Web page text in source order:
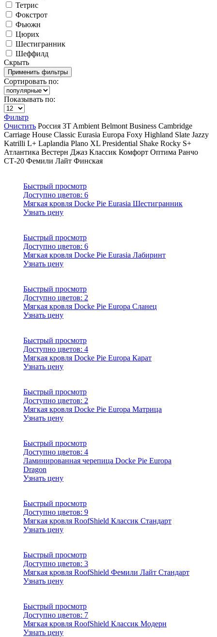
Тетрис
Фокстрот
Фьюжн
Цюрих
Шестигранник
Шеффилд
Скрыть
Сортировать по:
Показывать по:
Фильтр
Очистить Россия 3T Ambient Belmont Business Cambridge
Carriage House Classic Eurasia Europa Foxy Highland Slate Jazzy
Katrilli L+ Laplandia Plano XL Presidential Shake Rocky S+
Атлантика Вестерн Джаз Классик Комфорт Оптима Ранчо
СТ-20 Фемили Лайт Финская
Быстрый просмотр
Доступно цветов: 6
Мягкая кровля Docke Pie Eurasia Шестигранник
Узнать цену
Быстрый просмотр
Доступно цветов: 6
Мягкая кровля Docke Pie Eurasia Лабиринт
Узнать цену
Быстрый просмотр
Доступно цветов: 2
Мягкая кровля Docke Pie Europa Сланец
Узнать цену
Быстрый просмотр
Доступно цветов: 4
Мягкая кровля Docke Pie Europa Карат
Узнать цену
Быстрый просмотр
Доступно цветов: 2
Мягкая кровля Docke Pie Europa Матрица
Узнать цену
Быстрый просмотр
Доступно цветов: 4
Ламинированная черепица Docke Pie Europa
Dragon
Узнать цену
Быстрый просмотр
Доступно цветов: 9
Мягкая кровля RoofShield Классик Стандарт
Узнать цену
Быстрый просмотр
Доступно цветов: 3
Мягкая кровля RoofShield Фемили Лайт Стандарт
Узнать цену
Быстрый просмотр
Доступно цветов: 7
Мягкая кровля RoofShield Классик Модерн
Узнать цену